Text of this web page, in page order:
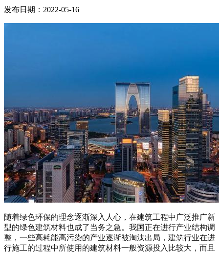
发布日期：2022-05-16
随着绿色环保的理念逐渐深入人心，在建筑工程中广泛推广新
型的绿色建筑材料也成了当务之急。我国正在进行产业结构调
整，一些高耗能高污染的产业逐渐被淘汰出局，建筑行业在进
行施工的过程中所使用的建筑材料一般资源投入比较大，而且